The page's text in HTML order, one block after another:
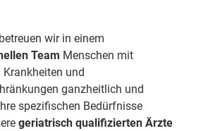
wir in einem
Team Menschen mit
und
ganzheitlich und
spezifischen Bedürfnisse
geriatrisch qualifizierten Ärzte